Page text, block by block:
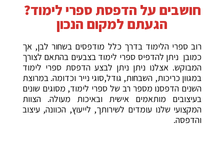
חושבים על הדפסת ספרי לימוד?
הגעתם למקום הנכון
רוב ספרי הלימוד בדרך כלל מודפסים בשחור לבן, אך
כמובן ניתן להדפיס ספרי לימוד בצבעים בהתאם לצורך
המבוקש. אצלנו ניתן ניתן לבצע הדפסת ספרי לימוד
במגוון כריכות, השבחות, גודל,סוגי נייר וכדומה. במרוצת
השנים הדפסנו מספר רב של ספרי לימוד, מסוגים שונים
בעיצובים מותאמים אישית ובאיכות מעולה. הצוות
המקצועי שלנו עומדים לשירותך, לייעוץ, הכוונה, עיצוב
והדפסה.